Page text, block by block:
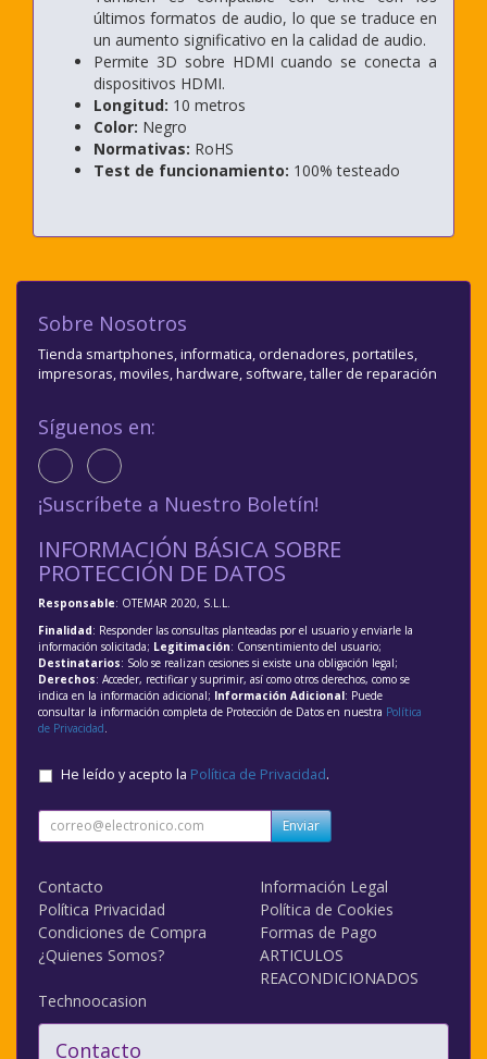
últimos formatos de audio, lo que se traduce en
un aumento significativo en la calidad de audio.
Permite 3D sobre HDMI cuando se conecta a
dispositivos HDMI.
Longitud: 10 metros
Color: Negro
Normativas: RoHS
Test de funcionamiento: 100% testeado
Sobre Nosotros
Tienda smartphones, informatica, ordenadores, portatiles,
impresoras, moviles, hardware, software, taller de reparación
Síguenos en:
¡Suscríbete a Nuestro Boletín!
INFORMACIÓN BÁSICA SOBRE
PROTECCIÓN DE DATOS
Responsable: OTEMAR 2020, S.L.L.
Finalidad: Responder las consultas planteadas por el usuario y enviarle la
información solicitada; Legitimación: Consentimiento del usuario;
Destinatarios: Solo se realizan cesiones si existe una obligación legal;
Derechos: Acceder, rectificar y suprimir, así como otros derechos, como se
indica en la información adicional; Información Adicional: Puede
consultar la información completa de Protección de Datos en nuestra Política
de Privacidad
He leído y acepto la Política de Privacidad.
Enviar
Contacto
Información Legal
Política Privacidad
Política de Cookies
Condiciones de Compra
Formas de Pago
¿Quienes Somos?
ARTICULOS
REACONDICIONADOS
Technoocasion
Contacto